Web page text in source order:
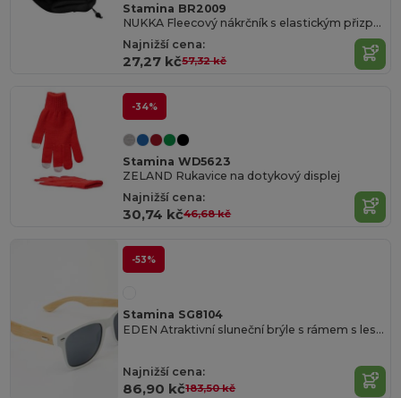
Stamina BR2009
NUKKA Fleecový nákrčník s elastickým přizpůsobením
Najnižší cena:
27,27 kč57,32 kč
-34%
Stamina WD5623
ZELAND Rukavice na dotykový displej
Najnižší cena:
30,74 kč46,68 kč
-53%
Stamina SG8104
EDEN Atraktivní sluneční brýle s rámem s lesklou povrchovou úpravou a chrániči z přírodního bambusu
Najnižší cena:
86,90 kč183,50 kč